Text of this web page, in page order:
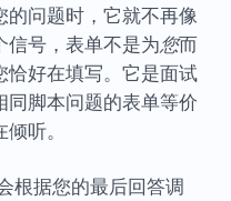
问题时，它就不再像
信号，表单不是为您而
好在填写。它是面试
脚本问题的表单等价
听。
根据您的最后回答调